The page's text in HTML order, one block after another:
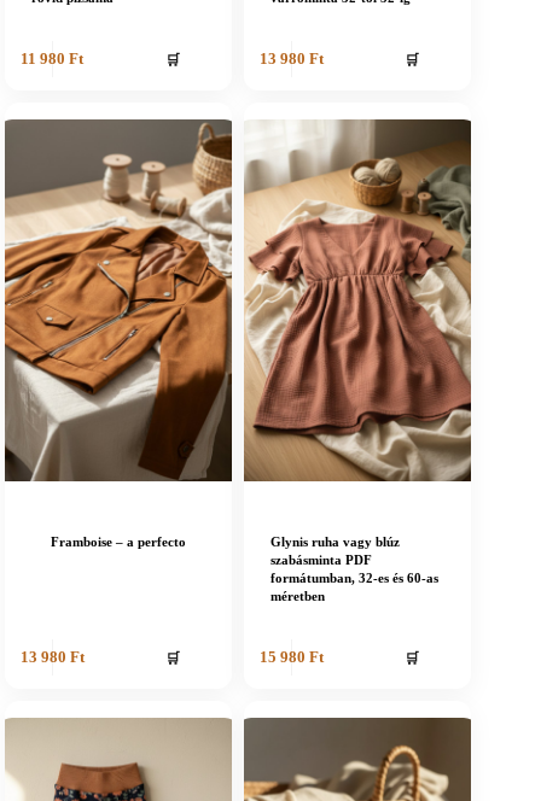
11 980Ft 🛒 13 980 Ft 🛒
Framboise – a perfecto
13 980 Ft 🛒
Glynis ruha vagy blúz
szabásminta PDF
formátumban, 32-es és 60-as
méretben
15 980 Ft 🛒